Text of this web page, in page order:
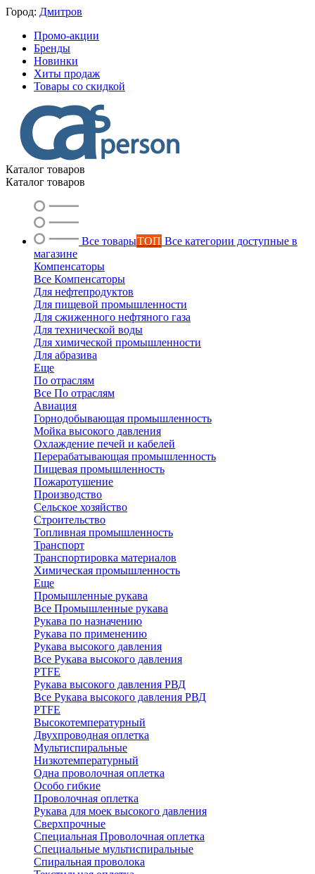
Город: Дмитров
Промо-акции
Бренды
Новинки
Хиты продаж
Товары со скидкой
Каталог товаров
Каталог товаров
Все товарыТОП Все категории доступные в
магазине
Компенсаторы
Все Компенсаторы
Для нефтепродуктов
Для пищевой промышленности
Для сжиженного нефтяного газа
Для технической воды
Для химической промышленности
Для абразива
Еще
По отраслям
Все По отраслям
Авиация
Горнодобывающая промышленность
Мойка высокого давления
Охлаждение печей и кабелей
Перерабатывающая промышленность
Пищевая промышленность
Пожаротушение
Производство
Сельское хозяйство
Строительство
Топливная промышленность
Транспорт
Транспортировка материалов
Химическая промышленность
Еще
Промышленные рукава
Все Промышленные рукава
Рукава по назначению
Рукава по применению
Рукава высокого давления
Все Рукава высокого давления
PTFE
Рукава высокого давления РВД
Все Рукава высокого давления РВД
PTFE
Высокотемпературный
Двухпроводная оплетка
Мультиспиральные
Низкотемпературный
Одна проволочная оплетка
Особо гибкие
Проволочная оплетка
Рукава для моек высокого давления
Сверхпрочные
Специальная Проволочная оплетка
Специальные мультиспиральные
Спиральная проволока